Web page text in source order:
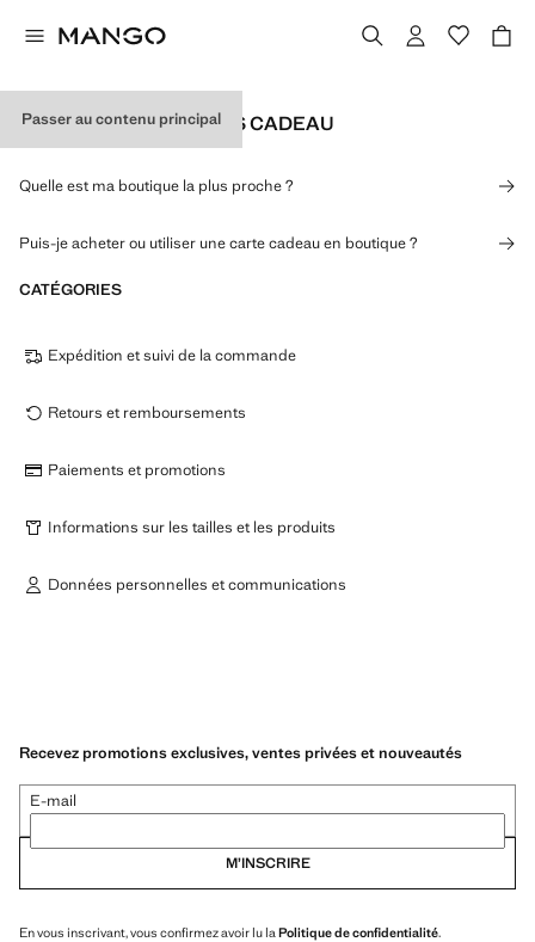
Passer au contenu principal
BOUTIQUES ET CARTES CADEAU
Quelle est ma boutique la plus proche ?
Puis-je acheter ou utiliser une carte cadeau en boutique ?
CATÉGORIES
Expédition et suivi de la commande
Retours et remboursements
Paiements et promotions
Informations sur les tailles et les produits
Données personnelles et communications
Recevez promotions exclusives, ventes privées et nouveautés
E-mail
M’INSCRIRE
En vous inscrivant, vous confirmez avoir lu la Politique de confidentialité.